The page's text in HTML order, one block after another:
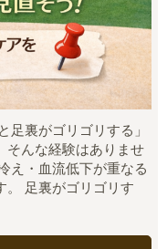
足裏がゴリゴリする」
そんな経験はありませ
え・血流低下が重なる
。 足裏がゴリゴリす